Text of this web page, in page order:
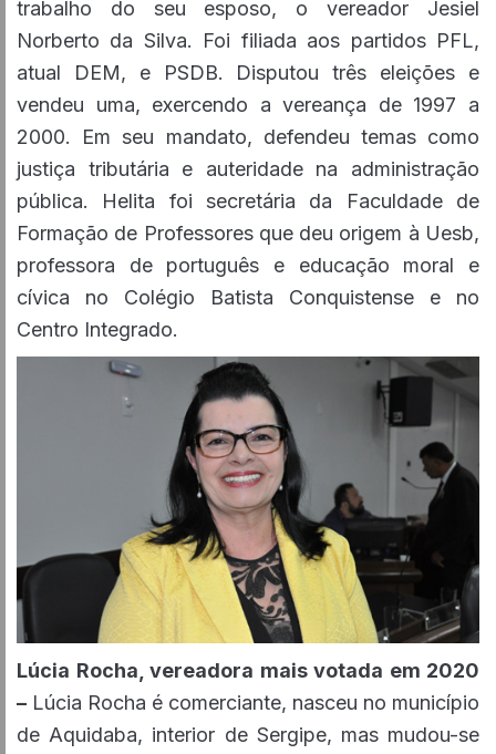
trabalho do seu esposo, o vereador Jesiel
Norberto da Silva. Foi filiada aos partidos PFL,
atual DEM, e PSDB. Disputou três eleições e
vendeu uma, exercendo a vereança de 1997 a
2000. Em seu mandato, defendeu temas como
justiça tributária e auteridade na administração
pública. Helita foi secretária da Faculdade de
Formação de Professores que deu origem à Uesb,
professora de português e educação moral e
cívica no Colégio Batista Conquistense e no
Centro Integrado.
Lúcia Rocha, vereadora mais votada em 2020
– Lúcia Rocha é comerciante, nasceu no município
de Aquidaba, interior de Sergipe, mas mudou-se